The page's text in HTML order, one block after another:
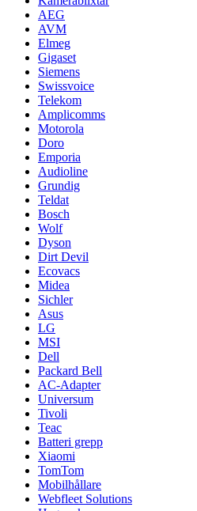
AEG
AVM
Elmeg
Gigaset
Siemens
Swissvoice
Telekom
Amplicomms
Motorola
Doro
Emporia
Audioline
Grundig
Teldat
Bosch
Wolf
Dyson
Dirt Devil
Ecovacs
Midea
Sichler
Asus
LG
MSI
Dell
Packard Bell
AC-Adapter
Universum
Tivoli
Teac
Batteri grepp
Xiaomi
TomTom
Mobilhållare
Webfleet Solutions